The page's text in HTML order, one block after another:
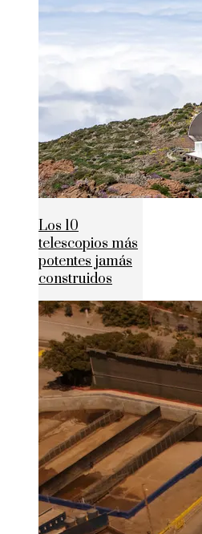
Los 10
telescopios más
potentes jamás
construidos